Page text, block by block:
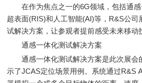
在作为焦点之一的6G领域，包括通感
超表面(RIS)和人工智能(AI)等，R&S公司
试解决方案，让参观者提前感受未来移动
通感一体化测试解决方案
通感一体化测试解决方案是此次展会
示了JCAS定位场景用例。系统通过R&S